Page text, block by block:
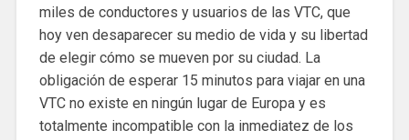
miles de conductores y usuarios de las VTC, que
hoy ven desaparecer su medio de vida y su libertad
de elegir cómo se mueven por su ciudad. La
obligación de esperar 15 minutos para viajar en una
VTC no existe en ningún lugar de Europa y es
totalmente incompatible con la inmediatez de los